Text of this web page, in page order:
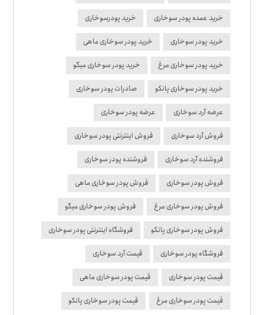
خرید عمده پودر سوخاری خرید پودرسوخاری
خرید پودر سوخاری خرید پودر سوخاری ماهی
خرید پودر سوخاری مرغ خرید پودر سوخاری میگو
خرید پودر سوخاری پانکو صادرات پودر سوخاری
عرضه آرد سوخاری عرضه پودر سوخاری
فروش آرد سوخاری فروش اینترنتی پودر سوخاری
فروشنده آرد سوخاری فروشنده پودر سوخاری
فروش پودر سوخاری فروش پودر سوخاری ماهی
فروش پودر سوخاری مرغ فروش پودر سوخاری میگو
فروش پودر سوخاری پانکو فروشگاه اینترنتی پودر سوخاری
فروشگاه پودر سوخاری قیمت آرد سوخاری
قیمت پودر سوخاری قیمت پودر سوخاری ماهی
قیمت پودر سوخاری مرغ قیمت پودر سوخاری پانکو